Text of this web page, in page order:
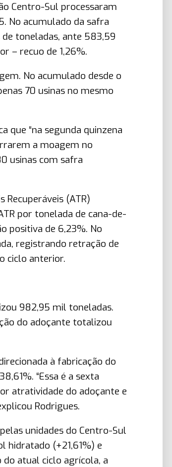
Centro-Sul processaram
No acumulado da safra
toneladas, ante 583,59
– recuo de 1,26%.
No acumulado desde o
70 usinas no mesmo
que “na segunda quinzena
a moagem no
usinas com safra
(ATR)
por tonelada de cana-de-
positiva de 6,23%. No
registrando retração de
ciclo anterior.
982,95 mil toneladas.
do adoçante totalizou
à fabricação do
“Essa é a sexta
atratividade do adoçante e
Rodrigues.
unidades do Centro-Sul
hidratado (+21,61%) e
atual ciclo agrícola, a